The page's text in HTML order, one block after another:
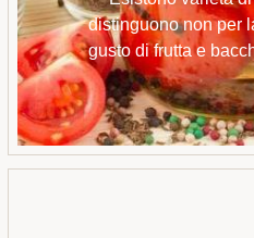
distinguono non per
gusto di frutta e